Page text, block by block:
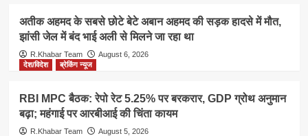
अतीक अहमद के सबसे छोटे बेटे अबान अहमद की सड़क हादसे में मौत,
झांसी जेल में बंद भाई अली से मिलने जा रहा था
R.Khabar Team
August 6, 2026
देश/विदेश
ब्रेकिंग न्यूज
RBI MPC बैठक: रेपो रेट 5.25% पर बरकरार, GDP ग्रोथ अनुमान
बढ़ा; महंगाई पर आरबीआई की चिंता कायम
R.Khabar Team August 5, 2026